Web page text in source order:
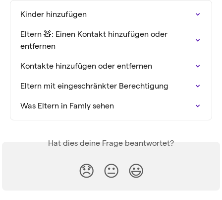
Kinder hinzufügen
Eltern 🧸: Einen Kontakt hinzufügen oder
entfernen
Kontakte hinzufügen oder entfernen
Eltern mit eingeschränkter Berechtigung
Was Eltern in Famly sehen
Hat dies deine Frage beantwortet?
😞 😐 😃